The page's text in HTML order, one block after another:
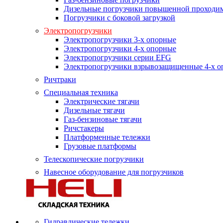
Дизельные погрузчики повышенной
Погрузчики с боковой загрузкой
Электропогрузчики
Электропогрузчики 3-х опорные
Электропогрузчики 4-х опорные
Электропогрузчики серии EFG
Электропогрузчики взрывозащищенные 4-х
Ричтраки
Специальная техника
Электрические тягачи
Дизельные тягачи
Газ-бензиновые тягачи
Ричстакеры
Платформенные тележки
Грузовые платформы
Телескопические погрузчики
Навесное оборудование для погрузчиков